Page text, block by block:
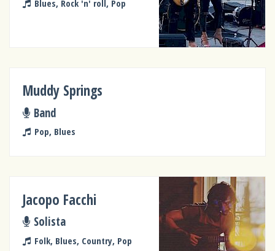
Blues, Rock 'n' roll, Pop
Muddy Springs
Band
Pop, Blues
Jacopo Facchi
Solista
Folk, Blues, Country, Pop